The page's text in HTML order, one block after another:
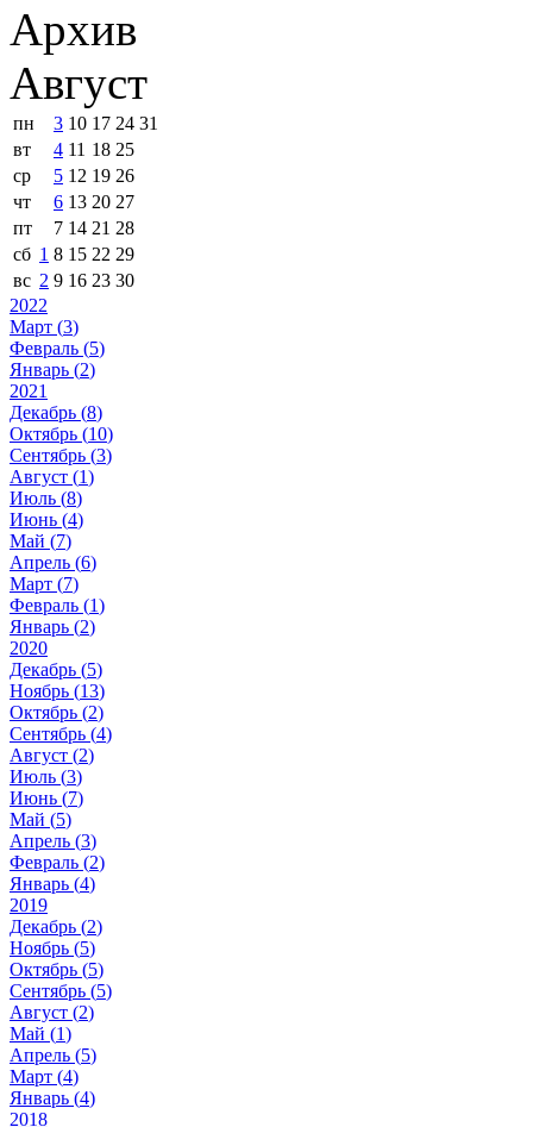
Архив
Август
пн 3 10 17 24 31
вт
4 11 18 25
ср
5 12 19 26
чт
6 13 20 27
пт
7 14 21 28
сб 1 8 15 22 29
вс 2 9 16 23 30
2022
Март (3)
Февраль (5)
Январь (2)
2021
Декабрь (8)
Октябрь (10)
Сентябрь (3)
Август (1)
Июль (8)
Июнь (4)
Май (7)
Апрель (6)
Март (7)
Февраль (1)
Январь (2)
2020
Декабрь (5)
Ноябрь (13)
Октябрь (2)
Сентябрь (4)
Август (2)
Июль (3)
Июнь (7)
Май (5)
Апрель (3)
Февраль (2)
Январь (4)
2019
Декабрь (2)
Ноябрь (5)
Октябрь (5)
Сентябрь (5)
Август (2)
Май (1)
Апрель (5)
Март (4)
Январь (4)
2018